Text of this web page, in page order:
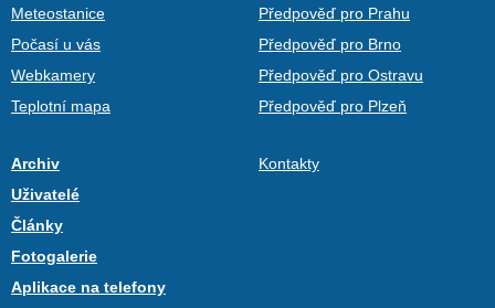
Meteostanice
Počasí u vás
Webkamery
Teplotní mapa
Předpověď pro Prahu
Předpověď pro Brno
Předpověď pro Ostravu
Předpověď pro Plzeň
Archiv
Uživatelé
Články
Fotogalerie
Aplikace na telefony
Kontakty